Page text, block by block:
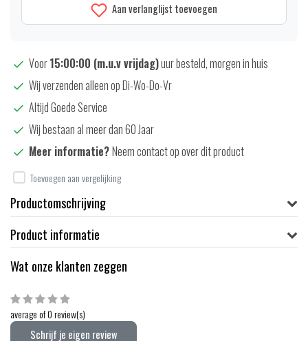
Aan verlanglijst toevoegen
Voor15:00:00 (m.u.v vrijdag)uur besteld, morgen in huis
Wij verzenden alleen op Di-Wo-Do-Vr
Altijd Goede Service
Wij bestaan al meer dan 60 Jaar
Meer informatie?Neem contact op over dit product
Toevoegen aan vergelijking
Productomschrijving
Product informatie
Wat onze klanten zeggen
average of 0 review(s)
Schrijf je eigen review